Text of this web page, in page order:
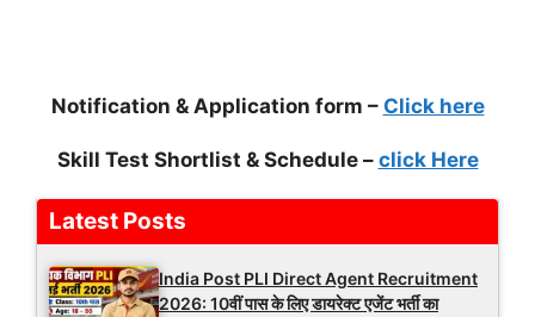
Notification & Application form – Click here
Skill Test Shortlist & Schedule – click Here
Latest Posts
India Post PLI Direct Agent Recruitment
2026: 10वीं पास के लिए डायरेक्ट एजेंट भर्ती का